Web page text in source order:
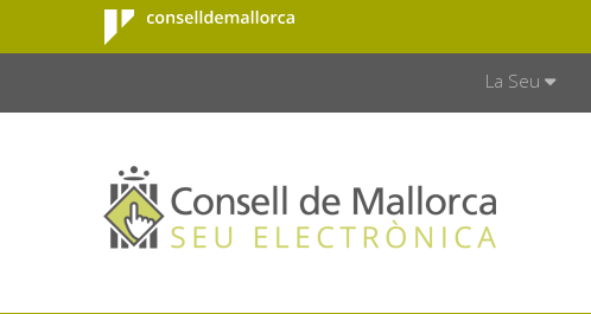
Salta al contingut principal
Consell de
Mallorca
La Seu